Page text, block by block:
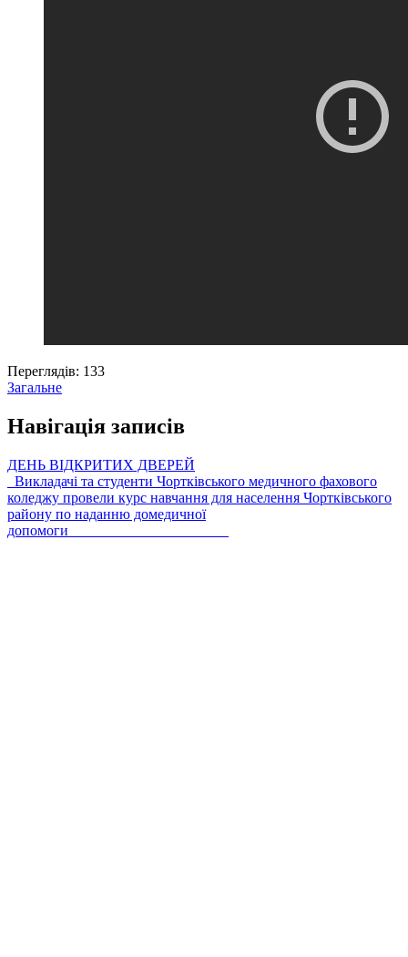
Переглядів: 133
Загальне
Навігація записів
ДЕНЬ ВІДКРИТИХ ДВЕРЕЙ
Викладачі та студенти Чортківського медичного фахового
коледжу провели курс навчання для населення Чортківського
району по наданню домедичної
допомоги